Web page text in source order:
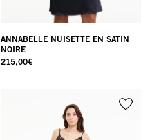
ANNABELLE NUISETTE EN SATIN
NOIRE
215,00€